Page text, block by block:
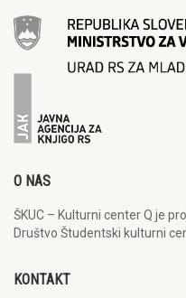
O NAS
ŠKUC – Kulturni center Q je
Društvo Študentski kulturni
KONTAKT